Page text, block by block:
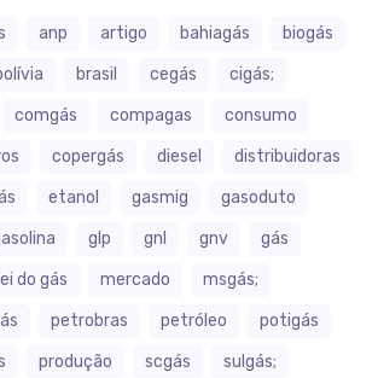
anp artigo bahiagás
biogás
brasil cegás
cigás;
comgás compagas
consumo
copergás diesel
distribuidoras
etanol gasmig
gasoduto
glp gnl gnv
gás
lei do gás mercado
msgás;
petrobras petróleo
potigás
produção scgás
sulgás;